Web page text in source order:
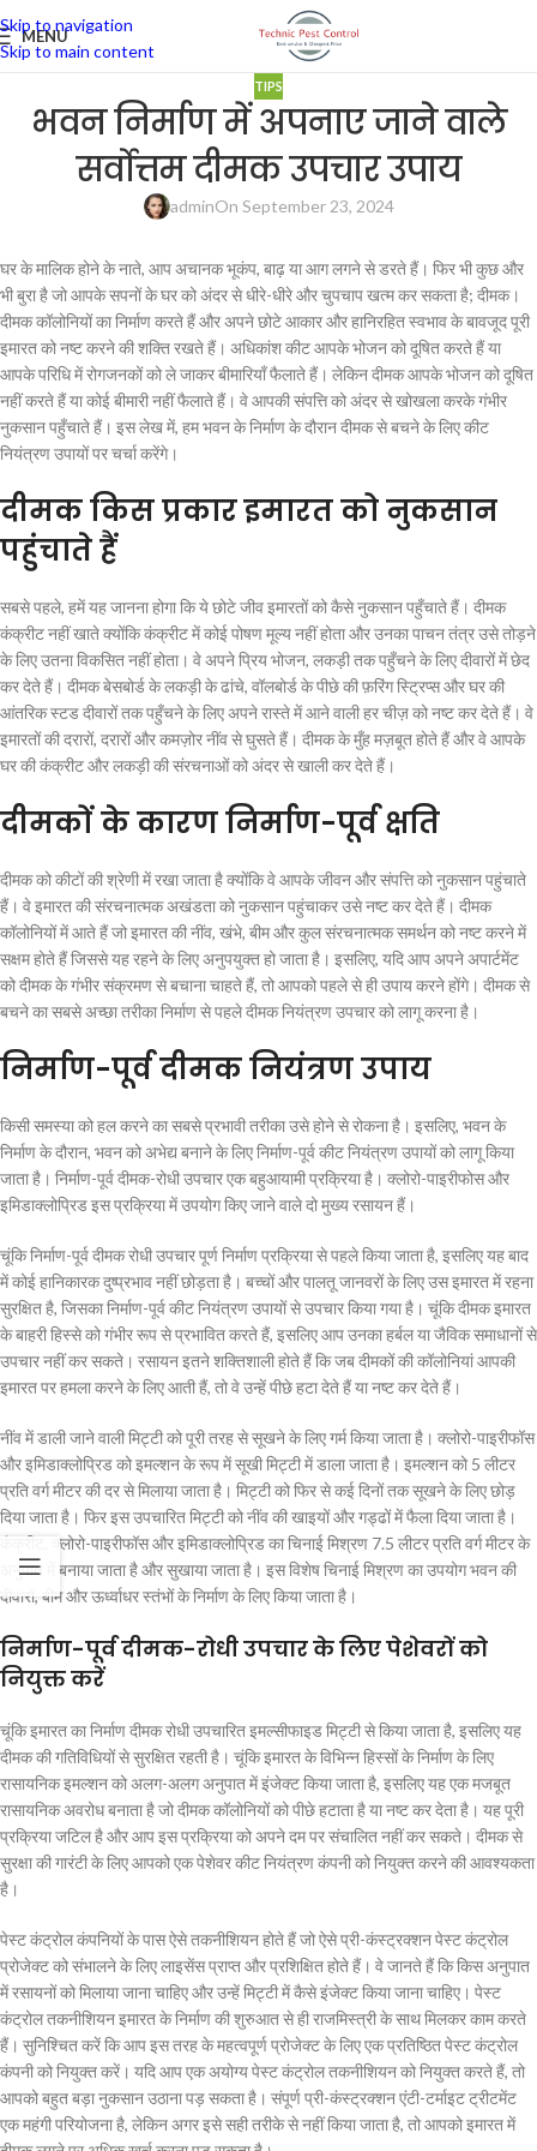
Skip to navigation
Skip to main content
MENU
TIPS
भवन निर्माण में अपनाए जाने वाले
सर्वोत्तम दीमक उपचार उपाय
adminOn September 23, 2024
घर के मालिक होने के नाते, आप अचानक भूकंप, बाढ़ या आग लगने से डरते हैं। फिर भी कुछ और
भी बुरा है जो आपके सपनों के घर को अंदर से धीरे-धीरे और चुपचाप खत्म कर सकता है; दीमक।
दीमक कॉलोनियों का निर्माण करते हैं और अपने छोटे आकार और हानिरहित स्वभाव के बावजूद पूरी
इमारत को नष्ट करने की शक्ति रखते हैं। अधिकांश कीट आपके भोजन को दूषित करते हैं या
आपके परिधि में रोगजनकों को ले जाकर बीमारियाँ फैलाते हैं। लेकिन दीमक आपके भोजन को दूषित
नहीं करते हैं या कोई बीमारी नहीं फैलाते हैं। वे आपकी संपत्ति को अंदर से खोखला करके गंभीर
नुकसान पहुँचाते हैं। इस लेख में, हम भवन के निर्माण के दौरान दीमक से बचने के लिए कीट
नियंत्रण उपायों पर चर्चा करेंगे।
दीमक किस प्रकार इमारत को नुकसान
पहुंचाते हैं
सबसे पहले, हमें यह जानना होगा कि ये छोटे जीव इमारतों को कैसे नुकसान पहुँचाते हैं। दीमक
कंक्रीट नहीं खाते क्योंकि कंक्रीट में कोई पोषण मूल्य नहीं होता और उनका पाचन तंत्र उसे तोड़ने
के लिए उतना विकसित नहीं होता। वे अपने प्रिय भोजन, लकड़ी तक पहुँचने के लिए दीवारों में छेद
कर देते हैं। दीमक बेसबोर्ड के लकड़ी के ढांचे, वॉलबोर्ड के पीछे की फ़रिंग स्ट्रिप्स और घर की
आंतरिक स्टड दीवारों तक पहुँचने के लिए अपने रास्ते में आने वाली हर चीज़ को नष्ट कर देते हैं। वे
इमारतों की दरारों, दरारों और कमज़ोर नींव से घुसते हैं। दीमक के मुँह मज़बूत होते हैं और वे आपके
घर की कंक्रीट और लकड़ी की संरचनाओं को अंदर से खाली कर देते हैं।
दीमकों के कारण निर्माण-पूर्व क्षति
दीमक को कीटों की श्रेणी में रखा जाता है क्योंकि वे आपके जीवन और संपत्ति को नुकसान पहुंचाते
हैं। वे इमारत की संरचनात्मक अखंडता को नुकसान पहुंचाकर उसे नष्ट कर देते हैं। दीमक
कॉलोनियों में आते हैं जो इमारत की नींव, खंभे, बीम और कुल संरचनात्मक समर्थन को नष्ट करने में
सक्षम होते हैं जिससे यह रहने के लिए अनुपयुक्त हो जाता है। इसलिए, यदि आप अपने अपार्टमेंट
को दीमक के गंभीर संक्रमण से बचाना चाहते हैं, तो आपको पहले से ही उपाय करने होंगे। दीमक से
बचने का सबसे अच्छा तरीका निर्माण से पहले दीमक नियंत्रण उपचार को लागू करना है।
निर्माण-पूर्व दीमक नियंत्रण उपाय
किसी समस्या को हल करने का सबसे प्रभावी तरीका उसे होने से रोकना है। इसलिए, भवन के
निर्माण के दौरान, भवन को अभेद्य बनाने के लिए निर्माण-पूर्व कीट नियंत्रण उपायों को लागू किया
जाता है। निर्माण-पूर्व दीमक-रोधी उपचार एक बहुआयामी प्रक्रिया है। क्लोरो-पाइरीफोस और
इमिडाक्लोप्रिड इस प्रक्रिया में उपयोग किए जाने वाले दो मुख्य रसायन हैं।
चूंकि निर्माण-पूर्व दीमक रोधी उपचार पूर्ण निर्माण प्रक्रिया से पहले किया जाता है, इसलिए यह बाद
में कोई हानिकारक दुष्प्रभाव नहीं छोड़ता है। बच्चों और पालतू जानवरों के लिए उस इमारत में रहना
सुरक्षित है, जिसका निर्माण-पूर्व कीट नियंत्रण उपायों से उपचार किया गया है। चूंकि दीमक इमारत
के बाहरी हिस्से को गंभीर रूप से प्रभावित करते हैं, इसलिए आप उनका हर्बल या जैविक समाधानों से
उपचार नहीं कर सकते। रसायन इतने शक्तिशाली होते हैं कि जब दीमकों की कॉलोनियां आपकी
इमारत पर हमला करने के लिए आती हैं, तो वे उन्हें पीछे हटा देते हैं या नष्ट कर देते हैं।
नींव में डाली जाने वाली मिट्टी को पूरी तरह से सूखने के लिए गर्म किया जाता है। क्लोरो-पाइरीफॉस
और इमिडाक्लोप्रिड को इमल्शन के रूप में सूखी मिट्टी में डाला जाता है। इमल्शन को 5 लीटर
प्रति वर्ग मीटर की दर से मिलाया जाता है। मिट्टी को फिर से कई दिनों तक सूखने के लिए छोड़
दिया जाता है। फिर इस उपचारित मिट्टी को नींव की खाइयों और गड्ढों में फैला दिया जाता है।
कंक्रीट, क्लोरो-पाइरीफॉस और इमिडाक्लोप्रिड का चिनाई मिश्रण 7.5 लीटर प्रति वर्ग मीटर के
अनुपात में बनाया जाता है और सुखाया जाता है। इस विशेष चिनाई मिश्रण का उपयोग भवन की
दीवारों, बीम और ऊर्ध्वाधर स्तंभों के निर्माण के लिए किया जाता है।
निर्माण-पूर्व दीमक-रोधी उपचार के लिए पेशेवरों को
नियुक्त करें
चूंकि इमारत का निर्माण दीमक रोधी उपचारित इमल्सीफाइड मिट्टी से किया जाता है, इसलिए यह
दीमक की गतिविधियों से सुरक्षित रहती है। चूंकि इमारत के विभिन्न हिस्सों के निर्माण के लिए
रासायनिक इमल्शन को अलग-अलग अनुपात में इंजेक्ट किया जाता है, इसलिए यह एक मजबूत
रासायनिक अवरोध बनाता है जो दीमक कॉलोनियों को पीछे हटाता है या नष्ट कर देता है। यह पूरी
प्रक्रिया जटिल है और आप इस प्रक्रिया को अपने दम पर संचालित नहीं कर सकते। दीमक से
सुरक्षा की गारंटी के लिए आपको एक पेशेवर कीट नियंत्रण कंपनी को नियुक्त करने की आवश्यकता
है।
पेस्ट कंट्रोल कंपनियों के पास ऐसे तकनीशियन होते हैं जो ऐसे प्री-कंस्ट्रक्शन पेस्ट कंट्रोल
प्रोजेक्ट को संभालने के लिए लाइसेंस प्राप्त और प्रशिक्षित होते हैं। वे जानते हैं कि किस अनुपात
में रसायनों को मिलाया जाना चाहिए और उन्हें मिट्टी में कैसे इंजेक्ट किया जाना चाहिए। पेस्ट
कंट्रोल तकनीशियन इमारत के निर्माण की शुरुआत से ही राजमिस्त्री के साथ मिलकर काम करते
हैं। सुनिश्चित करें कि आप इस तरह के महत्वपूर्ण प्रोजेक्ट के लिए एक प्रतिष्ठित पेस्ट कंट्रोल
कंपनी को नियुक्त करें। यदि आप एक अयोग्य पेस्ट कंट्रोल तकनीशियन को नियुक्त करते हैं, तो
आपको बहुत बड़ा नुकसान उठाना पड़ सकता है। संपूर्ण प्री-कंस्ट्रक्शन एंटी-टर्माइट ट्रीटमेंट
एक महंगी परियोजना है, लेकिन अगर इसे सही तरीके से नहीं किया जाता है, तो आपको इमारत में